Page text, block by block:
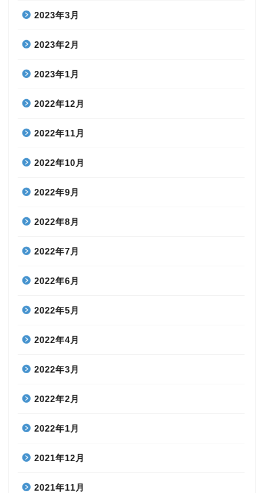
2023年3月
2023年2月
2023年1月
2022年12月
2022年11月
2022年10月
2022年9月
2022年8月
2022年7月
2022年6月
2022年5月
2022年4月
2022年3月
2022年2月
2022年1月
2021年12月
2021年11月